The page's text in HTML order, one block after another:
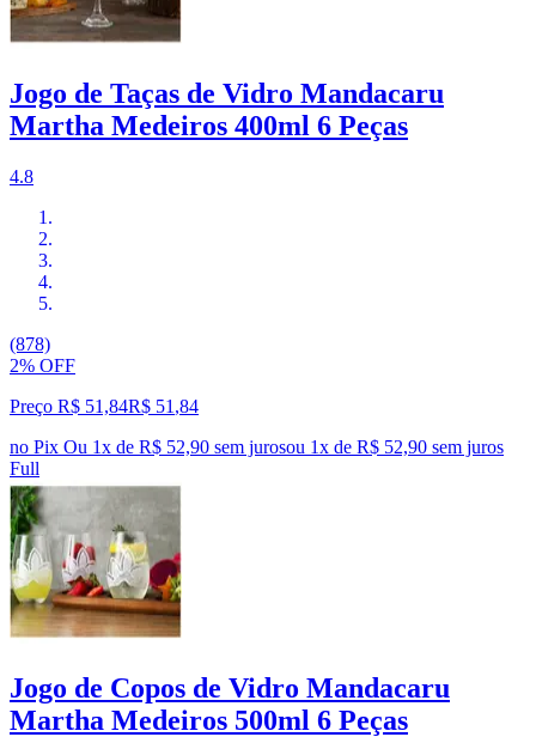
Jogo de Taças de Vidro Mandacaru
Martha Medeiros 400ml 6 Peças
4.8
(878)
2% OFF
Preço R$ 51,84R$ 51 ,84
no Pix Ou 1x de R$ 52,90 sem jurosou 1x de R$ 52,90 sem juros
Full
Jogo de Copos de Vidro Mandacaru
Martha Medeiros 500ml 6 Peças